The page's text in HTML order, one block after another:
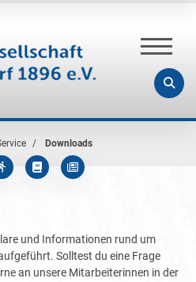
Downloads
und Informationen rund um
Solltest du eine Frage
an unsere Mitarbeiterinnen in der